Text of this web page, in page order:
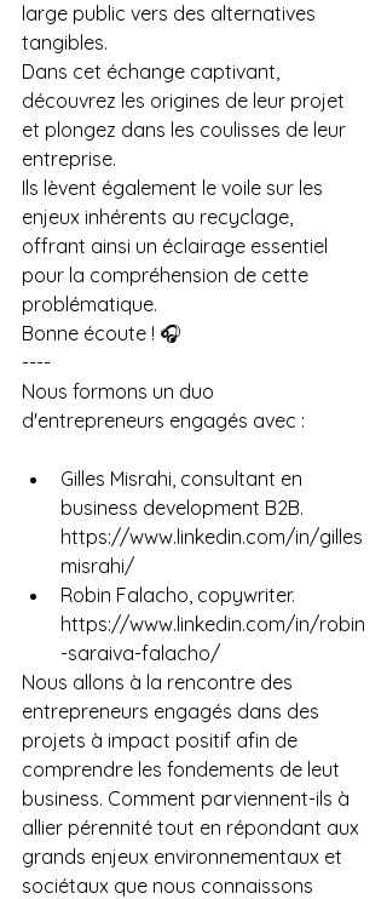
large public vers des alternatives
tangibles.
Dans cet échange captivant,
découvrez les origines de leur projet
et plongez dans les coulisses de leur
entreprise.
Ils lèvent également le voile sur les
enjeux inhérents au recyclage,
offrant ainsi un éclairage essentiel
pour la compréhension de cette
problématique.
Bonne écoute ! 🎧
----
Nous formons un duo
d'entrepreneurs engagés avec :
Gilles Misrahi, consultant en
business development B2B.
https://www.linkedin.com/in/gilles
misrahi/
Robin Falacho, copywriter.
https://www.linkedin.com/in/robin
-saraiva-falacho/
Nous allons à la rencontre des
entrepreneurs engagés dans des
projets à impact positif afin de
comprendre les fondements de leut
business. Comment parviennent-ils à
allier pérennité tout en répondant aux
grands enjeux environnementaux et
sociétaux que nous connaissons